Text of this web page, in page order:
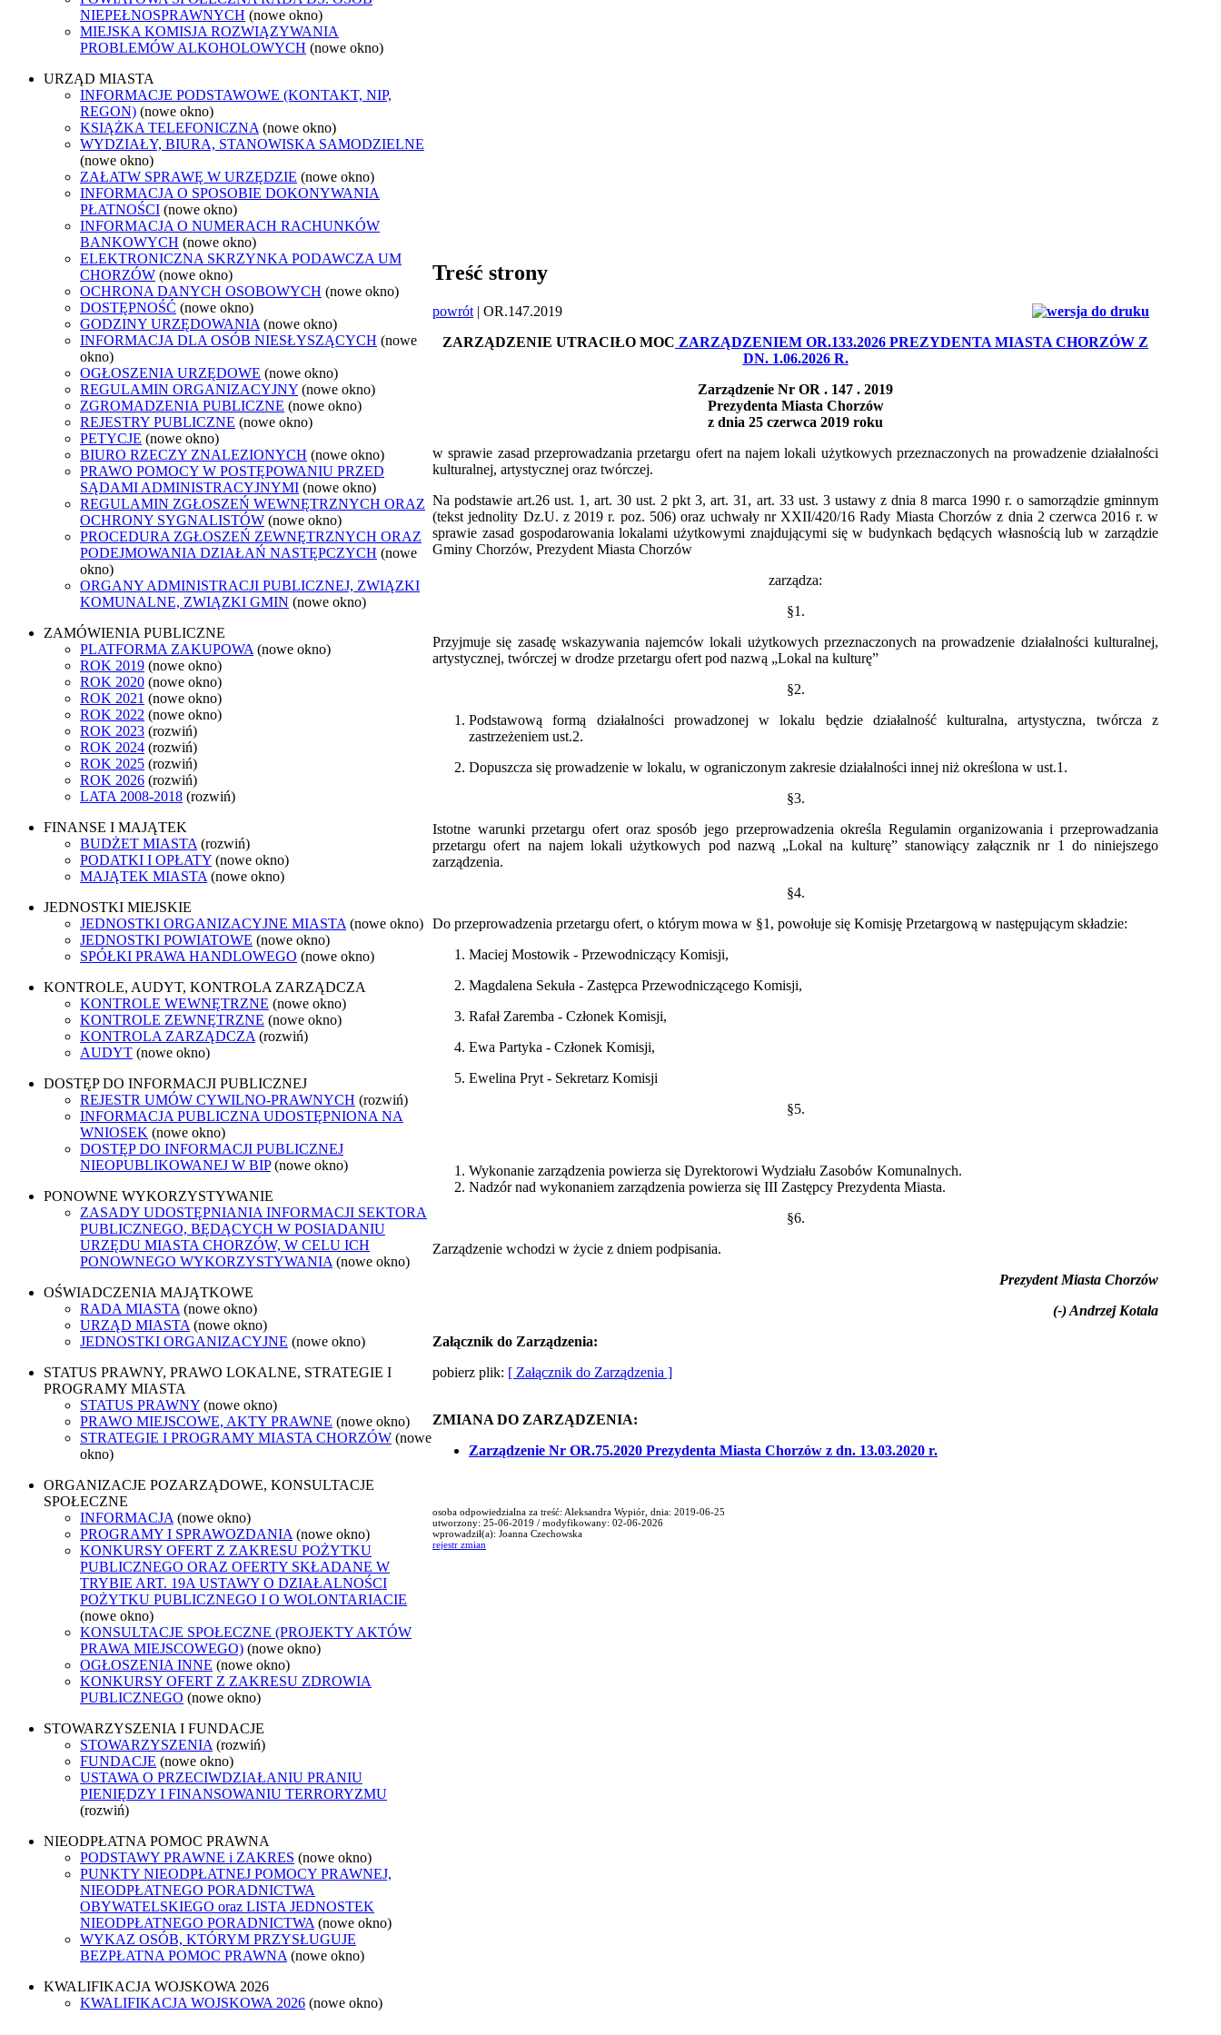
NIEPEŁNOSPRAWNYCH (nowe okno)
MIEJSKA KOMISJA ROZWIĄZYWANIA
PROBLEMÓW ALKOHOLOWYCH (nowe okno)
URZĄD MIASTA
INFORMACJE PODSTAWOWE (KONTAKT, NIP,
REGON) (nowe okno)
KSIĄŻKA TELEFONICZNA (nowe okno)
WYDZIAŁY, BIURA, STANOWISKA SAMODZIELNE
(nowe okno)
ZAŁATW SPRAWĘ W URZĘDZIE (nowe okno)
INFORMACJA O SPOSOBIE DOKONYWANIA
PŁATNOŚCI (nowe okno)
INFORMACJA O NUMERACH RACHUNKÓW
BANKOWYCH (nowe okno)
ELEKTRONICZNA SKRZYNKA PODAWCZA UM
CHORZÓW (nowe okno)
OCHRONA DANYCH OSOBOWYCH (nowe okno)
DOSTĘPNOŚĆ (nowe okno)
GODZINY URZĘDOWANIA (nowe okno)
INFORMACJA DLA OSÓB NIESŁYSZĄCYCH (nowe
okno)
OGŁOSZENIA URZĘDOWE (nowe okno)
REGULAMIN ORGANIZACYJNY (nowe okno)
ZGROMADZENIA PUBLICZNE (nowe okno)
REJESTRY PUBLICZNE (nowe okno)
PETYCJE (nowe okno)
BIURO RZECZY ZNALEZIONYCH (nowe okno)
PRAWO POMOCY W POSTĘPOWANIU PRZED
SĄDAMI ADMINISTRACYJNYMI (nowe okno)
REGULAMIN ZGŁOSZEŃ WEWNĘTRZNYCH ORAZ
OCHRONY SYGNALISTÓW (nowe okno)
PROCEDURA ZGŁOSZEŃ ZEWNĘTRZNYCH ORAZ
PODEJMOWANIA DZIAŁAŃ NASTĘPCZYCH (nowe
okno)
ORGANY ADMINISTRACJI PUBLICZNEJ, ZWIĄZKI
KOMUNALNE, ZWIĄZKI GMIN (nowe okno)
ZAMÓWIENIA PUBLICZNE
PLATFORMA ZAKUPOWA (nowe okno)
ROK 2019 (nowe okno)
ROK 2020 (nowe okno)
ROK 2021 (nowe okno)
ROK 2022 (nowe okno)
ROK 2023 (rozwiń)
ROK 2024 (rozwiń)
ROK 2025 (rozwiń)
ROK 2026 (rozwiń)
LATA 2008-2018 (rozwiń)
FINANSE I MAJĄTEK
BUDŻET MIASTA (rozwiń)
PODATKI I OPŁATY (nowe okno)
MAJĄTEK MIASTA (nowe okno)
JEDNOSTKI MIEJSKIE
JEDNOSTKI ORGANIZACYJNE MIASTA (nowe okno)
JEDNOSTKI POWIATOWE (nowe okno)
SPÓŁKI PRAWA HANDLOWEGO (nowe okno)
KONTROLE, AUDYT, KONTROLA ZARZĄDCZA
KONTROLE WEWNĘTRZNE (nowe okno)
KONTROLE ZEWNĘTRZNE (nowe okno)
KONTROLA ZARZĄDCZA (rozwiń)
AUDYT (nowe okno)
DOSTĘP DO INFORMACJI PUBLICZNEJ
REJESTR UMÓW CYWILNO-PRAWNYCH (rozwiń)
INFORMACJA PUBLICZNA UDOSTĘPNIONA NA
WNIOSEK (nowe okno)
DOSTĘP DO INFORMACJI PUBLICZNEJ
NIEOPUBLIKOWANEJ W BIP (nowe okno)
PONOWNE WYKORZYSTYWANIE
ZASADY UDOSTĘPNIANIA INFORMACJI SEKTORA
PUBLICZNEGO, BĘDĄCYCH W POSIADANIU
URZĘDU MIASTA CHORZÓW, W CELU ICH
PONOWNEGO WYKORZYSTYWANIA (nowe okno)
OŚWIADCZENIA MAJĄTKOWE
RADA MIASTA (nowe okno)
URZĄD MIASTA (nowe okno)
JEDNOSTKI ORGANIZACYJNE (nowe okno)
STATUS PRAWNY, PRAWO LOKALNE, STRATEGIE I
PROGRAMY MIASTA
STATUS PRAWNY (nowe okno)
PRAWO MIEJSCOWE, AKTY PRAWNE (nowe okno)
STRATEGIE I PROGRAMY MIASTA CHORZÓW (nowe
okno)
ORGANIZACJE POZARZĄDOWE, KONSULTACJE
SPOŁECZNE
INFORMACJA (nowe okno)
PROGRAMY I SPRAWOZDANIA (nowe okno)
KONKURSY OFERT Z ZAKRESU POŻYTKU
PUBLICZNEGO ORAZ OFERTY SKŁADANE W
TRYBIE ART. 19A USTAWY O DZIAŁALNOŚCI
POŻYTKU PUBLICZNEGO I O WOLONTARIACIE
(nowe okno)
KONSULTACJE SPOŁECZNE (PROJEKTY AKTÓW
PRAWA MIEJSCOWEGO) (nowe okno)
OGŁOSZENIA INNE (nowe okno)
KONKURSY OFERT Z ZAKRESU ZDROWIA
PUBLICZNEGO (nowe okno)
STOWARZYSZENIA I FUNDACJE
STOWARZYSZENIA (rozwiń)
FUNDACJE (nowe okno)
USTAWA O PRZECIWDZIAŁANIU PRANIU
PIENIĘDZY I FINANSOWANIU TERRORYZMU
(rozwiń)
NIEODPŁATNA POMOC PRAWNA
PODSTAWY PRAWNE i ZAKRES (nowe okno)
PUNKTY NIEODPŁATNEJ POMOCY PRAWNEJ,
NIEODPŁATNEGO PORADNICTWA
OBYWATELSKIEGO oraz LISTA JEDNOSTEK
NIEODPŁATNEGO PORADNICTWA (nowe okno)
WYKAZ OSÓB, KTÓRYM PRZYSŁUGUJE
BEZPŁATNA POMOC PRAWNA (nowe okno)
KWALIFIKACJA WOJSKOWA 2026
KWALIFIKACJA WOJSKOWA 2026 (nowe okno)
Treść strony
powrót | OR.147.2019
ZARZĄDZENIE UTRACIŁO MOC ZARZĄDZENIEM OR.133.2026 PREZYDENTA MIASTA CHORZÓW Z
DN. 1.06.2026 R.
Zarządzenie Nr OR . 147 . 2019
Prezydenta Miasta Chorzów
z dnia 25 czerwca 2019 roku
w sprawie zasad przeprowadzania przetargu ofert na najem lokali użytkowych przeznaczonych na prowadzenie działalności
kulturalnej, artystycznej oraz twórczej.
Na podstawie art.26 ust. 1, art. 30 ust. 2 pkt 3, art. 31, art. 33 ust. 3 ustawy z dnia 8 marca 1990 r. o samorządzie gminnym
(tekst jednolity Dz.U. z 2019 r. poz. 506) oraz uchwały nr XXII/420/16 Rady Miasta Chorzów z dnia 2 czerwca 2016 r. w
sprawie zasad gospodarowania lokalami użytkowymi znajdującymi się w budynkach będących własnością lub w zarządzie
Gminy Chorzów, Prezydent Miasta Chorzów
zarządza:
§1.
Przyjmuje się zasadę wskazywania najemców lokali użytkowych przeznaczonych na prowadzenie działalności kulturalnej,
artystycznej, twórczej w drodze przetargu ofert pod nazwą „Lokal na kulturę”
§2.
Podstawową formą działalności prowadzonej w lokalu będzie działalność kulturalna, artystyczna, twórcza z
zastrzeżeniem ust.2.
Dopuszcza się prowadzenie w lokalu, w ograniczonym zakresie działalności innej niż określona w ust.1.
§3.
Istotne warunki przetargu ofert oraz sposób jego przeprowadzenia określa Regulamin organizowania i przeprowadzania
przetargu ofert na najem lokali użytkowych pod nazwą „Lokal na kulturę” stanowiący załącznik nr 1 do niniejszego
zarządzenia.
§4.
Do przeprowadzenia przetargu ofert, o którym mowa w §1, powołuje się Komisję Przetargową w następującym składzie:
Maciej Mostowik - Przewodniczący Komisji,
Magdalena Sekuła - Zastępca Przewodniczącego Komisji,
Rafał Zaremba - Członek Komisji,
Ewa Partyka - Członek Komisji,
Ewelina Pryt - Sekretarz Komisji
§5.
Wykonanie zarządzenia powierza się Dyrektorowi Wydziału Zasobów Komunalnych.
Nadzór nad wykonaniem zarządzenia powierza się III Zastępcy Prezydenta Miasta.
§6.
Zarządzenie wchodzi w życie z dniem podpisania.
Prezydent Miasta Chorzów
(-) Andrzej Kotala
Załącznik do Zarządzenia:
pobierz plik: [ Załącznik do Zarządzenia ]
ZMIANA DO ZARZĄDZENIA:
Zarządzenie Nr OR.75.2020 Prezydenta Miasta Chorzów z dn. 13.03.2020 r.
osoba odpowiedzialna za treść: Aleksandra Wypiór, dnia: 2019-06-25
utworzony: 25-06-2019 / modyfikowany: 02-06-2026
wprowadził(a): Joanna Czechowska
rejestr zmian